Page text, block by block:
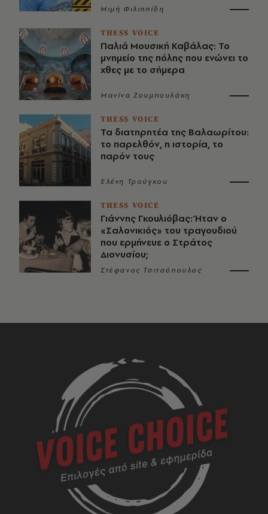
Μιμή Φιλιππίδη
THESS VOICE
Παλιά Μουσική Καβάλας: Το
μνημείο της πόλης που ενώνει το
χθες με το σήμερα
Μανίνα Ζουμπουλάκη
THESS VOICE
Τα διατηρητέα της Βαλαωρίτου:
το παρελθόν, η ιστορία, το
παρόν τους
Ελένη Τρούγκου
THESS VOICE
Γιάννης Γκουλιόβας: Ήταν ο
«Σαλονικιός» του τραγουδιού
που ερμήνευε ο Στράτος
Διονυσίου;
Στέφανος Τσιτσόπουλος